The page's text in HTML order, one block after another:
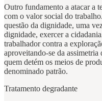
Outro fundamento a atacar a
com o valor social do
questão da dignidade, uma
dignidade, exercer a
trabalhador contra a
aproveitando-se da assimetria
quem detém os meios de
denominado patrão.
Tratamento degradante